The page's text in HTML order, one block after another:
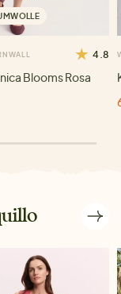
4.8
Blooms Rosa